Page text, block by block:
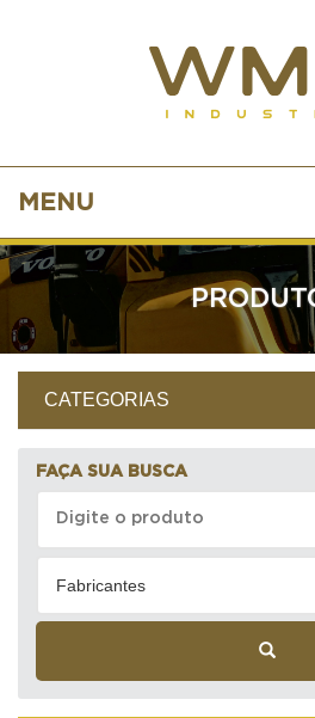
MENU
CATEGORIAS
FAÇA SUA BUSCA
Fabricantes